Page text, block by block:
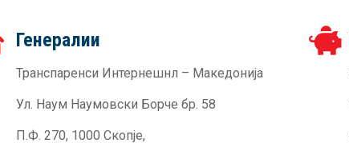
Генералии
Транспаренси Интернешнл – Македонија
Ул. Наум Наумовски Борче бр. 58
П.Ф. 270, 1000 Скопје,